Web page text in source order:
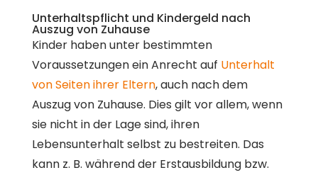
Unterhaltspflicht und Kindergeld nach
Auszug von Zuhause
Kinder haben unter bestimmten
Voraussetzungen ein Anrecht auf Unterhalt
von Seiten ihrer Eltern, auch nach dem
Auszug von Zuhause. Dies gilt vor allem, wenn
sie nicht in der Lage sind, ihren
Lebensunterhalt selbst zu bestreiten. Das
kann z. B. während der Erstausbildung bzw.